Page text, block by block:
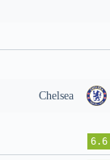
Chelsea
6.6